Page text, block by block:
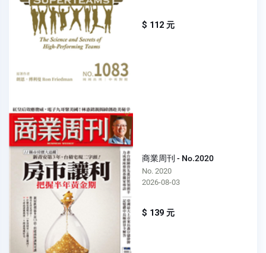
$ 112 元
商業周刊 - No.2020
No. 2020
2026-08-03
$ 139 元